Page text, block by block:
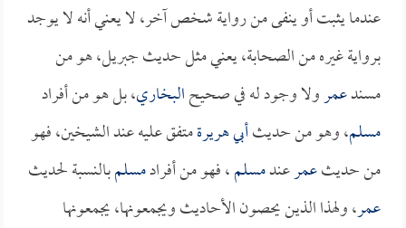
عندما يثبت أو ينفى من رواية شخص آخر، لا يعني أنه لا يوجد
برواية غيره من الصحابة، يعني مثل حديث جبريل، هو من
مسندعمرولا وجود له في صحيحالبخاري، بل هو من أفراد
مسلم، وهو من حديثأبي هريرةمتفق عليه عند الشيخين، فهو
من حديثعمرعندمسلم، فهو من أفرادمسلمبالنسبة لحديث
عمر، ولهذا الذين يحصون الأحاديث ويجمعونها، يجمعونها